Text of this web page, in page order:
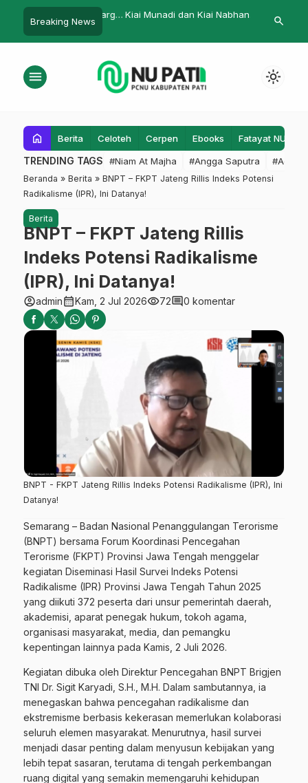
Breaking News
Kiai Munadi dan Kiai Nabhan
Santri Darul
RI
search
menu light_mode
home Berita Celoteh Cerpen Ebooks Fatayat NU
TRENDING TAGS #Niam At Majha #Angga Saputra #Admin
Beranda » Berita » BNPT – FKPT Jateng Rillis Indeks Potensi
Radikalisme (IPR), Ini Datanya!
Berita
BNPT – FKPT Jateng Rillis
Indeks Potensi Radikalisme
(IPR), Ini Datanya!
account_circleadmincalendar_monthKam, 2 Jul 2026visibility72comment0 komentar
BNPT - FKPT Jateng Rillis Indeks Potensi Radikalisme (IPR), Ini
Datanya!
Semarang – Badan Nasional Penanggulangan Terorisme
(BNPT) bersama Forum Koordinasi Pencegahan
Terorisme (FKPT) Provinsi Jawa Tengah menggelar
kegiatan Diseminasi Hasil Survei Indeks Potensi
Radikalisme (IPR) Provinsi Jawa Tengah Tahun 2025
yang diikuti 372 peserta dari unsur pemerintah daerah,
akademisi, aparat penegak hukum, tokoh agama,
organisasi masyarakat, media, dan pemangku
kepentingan lainnya pada Kamis, 2 Juli 2026.
Kegiatan dibuka oleh Direktur Pencegahan BNPT Brigjen
TNI Dr. Sigit Karyadi, S.H., M.H. Dalam sambutannya, ia
menegaskan bahwa pencegahan radikalisme dan
ekstremisme berbasis kekerasan memerlukan kolaborasi
seluruh elemen masyarakat. Menurutnya, hasil survei
menjadi dasar penting dalam menyusun kebijakan yang
lebih tepat sasaran, terutama di tengah perkembangan
ruang digital yang semakin memengaruhi kehidupan